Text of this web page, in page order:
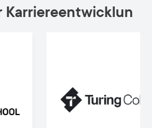
Karriereentwicklun